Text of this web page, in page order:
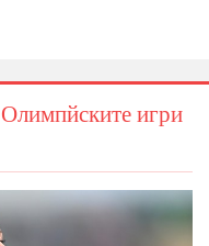
игри